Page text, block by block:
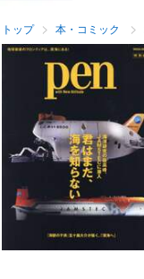
トップ 本・コミック